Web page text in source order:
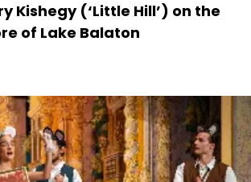
Kishegy (‘Little Hill’) on the
of Lake Balaton